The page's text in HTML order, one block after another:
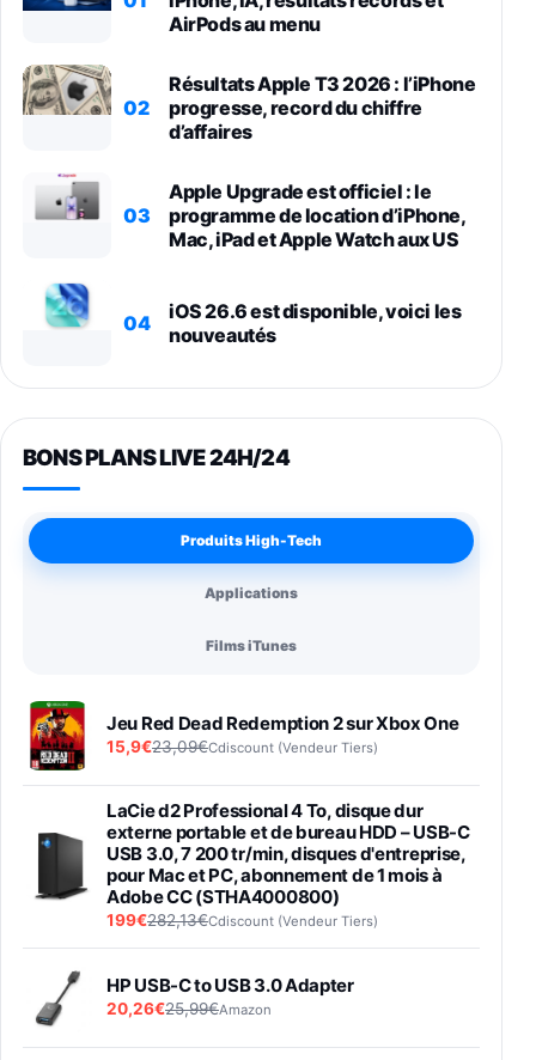
AirPods au menu
02
Résultats Apple T3 2026 : l’iPhone
progresse, record du chiffre
d’affaires
03
Apple Upgrade est officiel : le
programme de location d’iPhone,
Mac, iPad et Apple Watch aux US
04
iOS 26.6 est disponible, voici les
nouveautés
BONS PLANS LIVE 24H/24
Produits High-Tech
Applications
Films iTunes
Jeu Red Dead Redemption 2 sur Xbox One
15,9€23,09€Cdiscount (Vendeur Tiers)
LaCie d2 Professional 4 To, disque dur
externe portable et de bureau HDD – USB-C
USB 3.0, 7 200 tr/min, disques d'entreprise,
pour Mac et PC, abonnement de 1 mois à
Adobe CC (STHA4000800)
199€282,13€Cdiscount (Vendeur Tiers)
HP USB-C to USB 3.0 Adapter
20,26€25,99€Amazon